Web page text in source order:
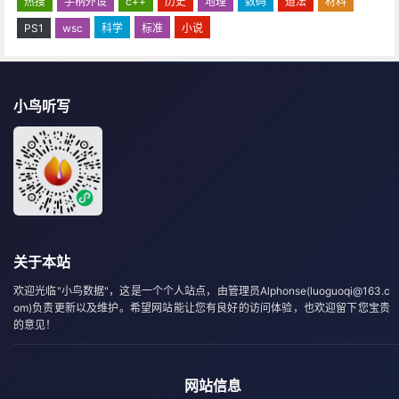
PS1
wsc 科学 标准 小说
小鸟听写
关于本站
欢迎光临"小鸟数据"，这是一个个人站点，由管理员Alphonse(luoguoqi@163.c
om)负责更新以及维护。希望网站能让您有良好的访问体验，也欢迎留下您宝贵
的意见！
网站信息